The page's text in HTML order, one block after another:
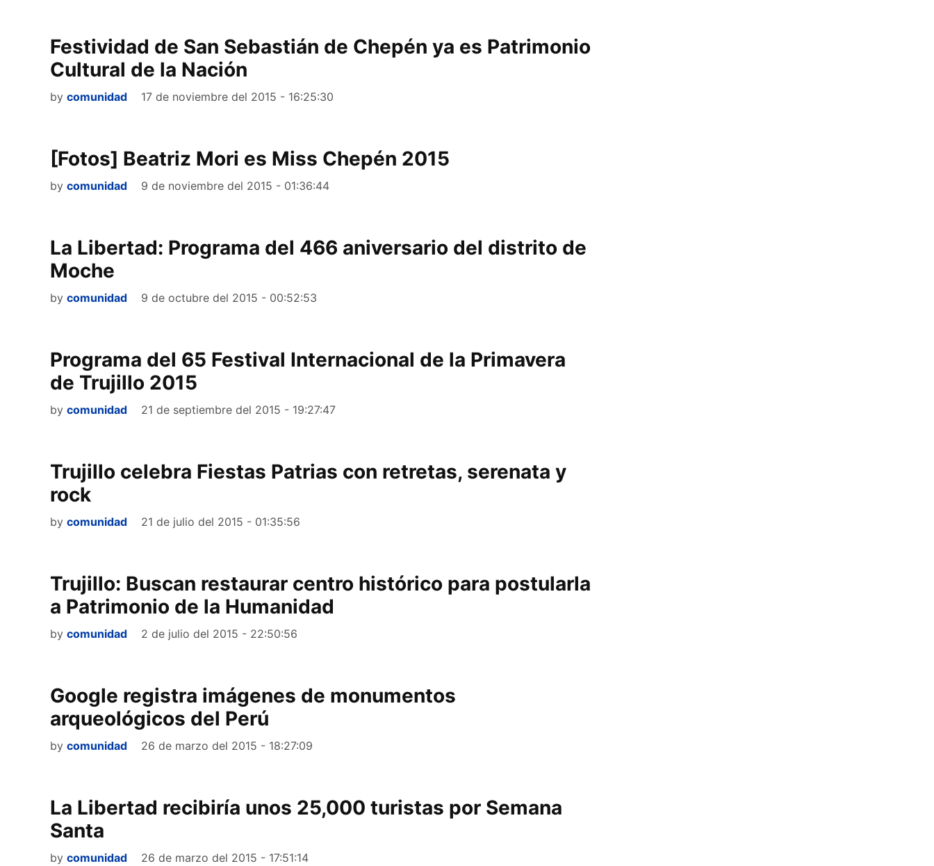
Festividad de San Sebastián de Chepén ya es Patrimonio
Cultural de la Nación
by comunidad 17 de noviembre del 2015 - 16:25:30
[Fotos] Beatriz Mori es Miss Chepén 2015
by comunidad 9 de noviembre del 2015 - 01:36:44
La Libertad: Programa del 466 aniversario del distrito de
Moche
by comunidad 9 de octubre del 2015 - 00:52:53
Programa del 65 Festival Internacional de la Primavera
de Trujillo 2015
by comunidad 21 de septiembre del 2015 - 19:27:47
Trujillo celebra Fiestas Patrias con retretas, serenata y
rock
by comunidad 21 de julio del 2015 - 01:35:56
Trujillo: Buscan restaurar centro histórico para postularla
a Patrimonio de la Humanidad
by comunidad 2 de julio del 2015 - 22:50:56
Google registra imágenes de monumentos
arqueológicos del Perú
by comunidad 26 de marzo del 2015 - 18:27:09
La Libertad recibiría unos 25,000 turistas por Semana
Santa
by comunidad 26 de marzo del 2015 - 17:51:14